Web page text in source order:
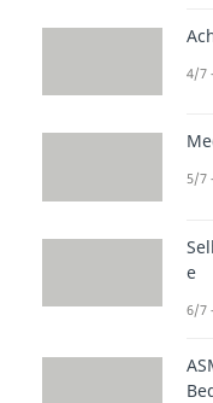
auf
4/7
5/7
e
6/7